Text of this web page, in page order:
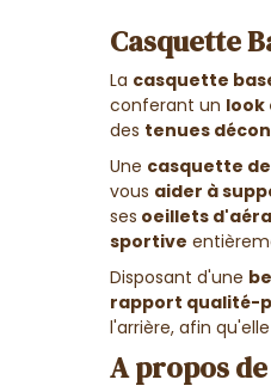
Casquette
La casquette
conferant un look
des tenues
Une casquette
vous aider à
ses oeillets
sportive
Disposant d'une
rapport qualité-
l'arrière, afin qu'elle
A propos